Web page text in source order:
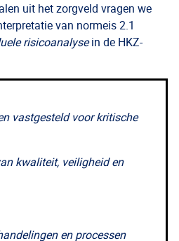
uit het zorgveld vragen we
van normeis 2.1
risicoanalysein de HKZ-
vastgesteld voor kritische
kwaliteit, veiligheid en
en processen